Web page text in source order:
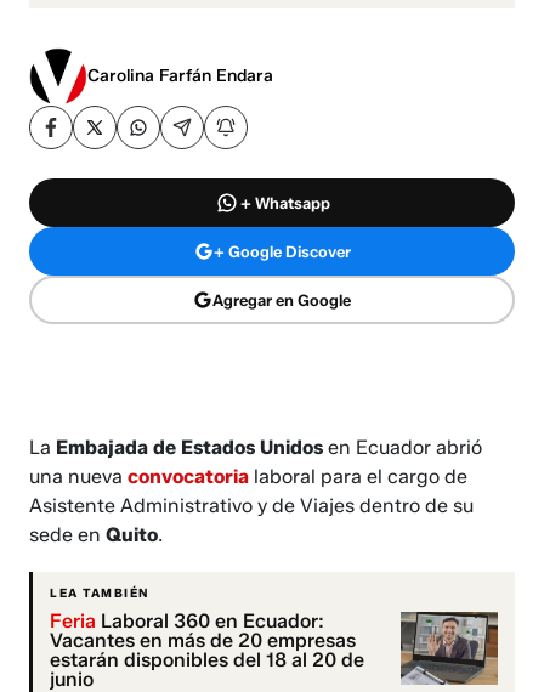
Carolina Farfán Endara
+ Whatsapp
+ Google Discover
Agregar en Google
La Embajada de Estados Unidos en Ecuador abrió
una nuevaconvocatoria laboral para el cargo de
Asistente Administrativo y de Viajes dentro de su
sede enQuito.
LEA TAMBIÉN
Feria Laboral 360 en Ecuador:
Vacantes en más de 20 empresas
estarán disponibles del 18 al 20 de
junio